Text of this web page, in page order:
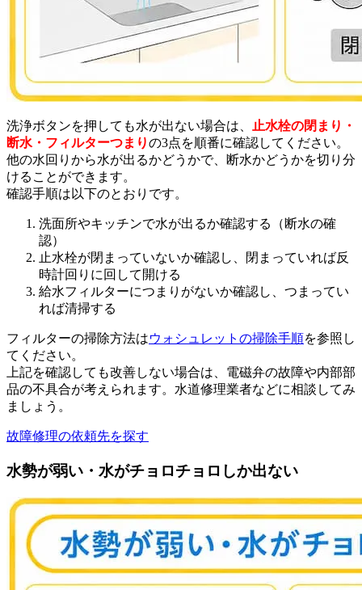
洗浄ボタンを押しても水が出ない場合は、 止水栓の閉まり・
断水・フィルターつまりの3点を順番に確認してください。
他の水回りから水が出るかどうかで、断水かどうかを切り分
けることができます。
確認手順は以下のとおりです。
洗面所やキッチンで水が出るか確認する（断水の確
認）
止水栓が閉まっていないか確認し、閉まっていれば反
時計回りに回して開ける
給水フィルターにつまりがないか確認し、つまってい
れば清掃する
フィルターの掃除方法はウォシュレットの掃除手順を参照し
てください。
上記を確認しても改善しない場合は、電磁弁の故障や内部部
品の不具合が考えられます。水道修理業者などに相談してみ
ましょう。
故障修理の依頼先を探す
水勢が弱い・水がチョロチョロしか出ない